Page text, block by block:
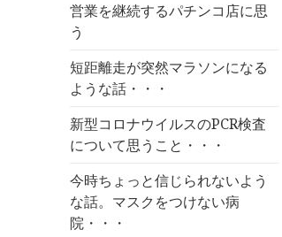
営業を継続するパチンコ店に思
う
短距離走が突然マラソンになる
ような話・・・
新型コロナウイルスのPCR検査
について思うこと・・・
今時ちょっと信じられないよう
な話。マスクをつけない病
院・・・